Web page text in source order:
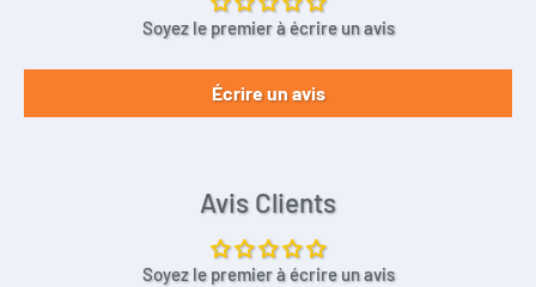
Soyez le premier à écrire un avis
Écrire un avis
Avis Clients
Soyez le premier à écrire un avis